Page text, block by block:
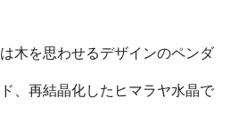
木を思わせるデザインのペンダ
、再結晶化したヒマラヤ水晶で